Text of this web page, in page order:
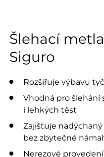
Šlehací
Siguro
Rozšiřuje výbavu
Vhodná pro šlehání
i lehkých těst
Zajišťuje
bez zbytečné
Nerezové